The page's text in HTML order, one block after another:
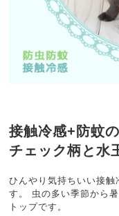
接触冷感+防蚊
チェック柄と水
ひんやり気持ちいい接触
す。 虫の多い季節から
トップです。